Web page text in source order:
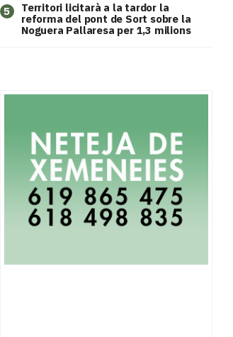
5
Territori licitarà a la tardor la
reforma del pont de Sort sobre la
Noguera Pallaresa per 1,3 milions